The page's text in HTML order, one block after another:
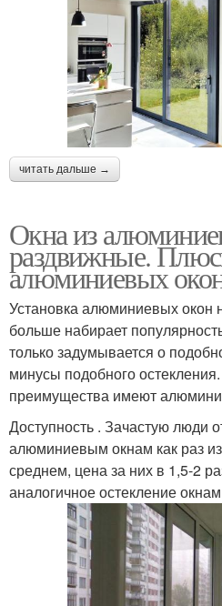
читать дальше →
Окна из
раздвижные.
алюминиевых
Установка алюминиевых окон
больше набирает
только задумывается о
минусы подобного
преимущества имеют
Доступность . Зачастую люди
алюминиевым окнам как раз
среднем, цена за них в 1,5-2
аналогичное остекление